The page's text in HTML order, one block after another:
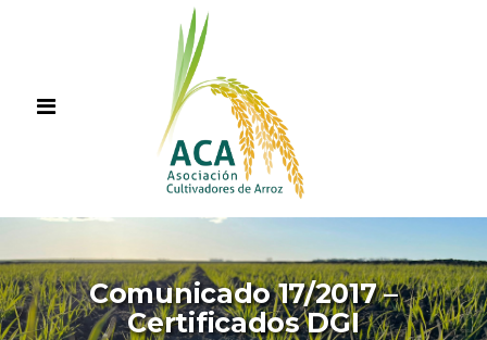
Comunicado 17/2017 –
Certificados DGI